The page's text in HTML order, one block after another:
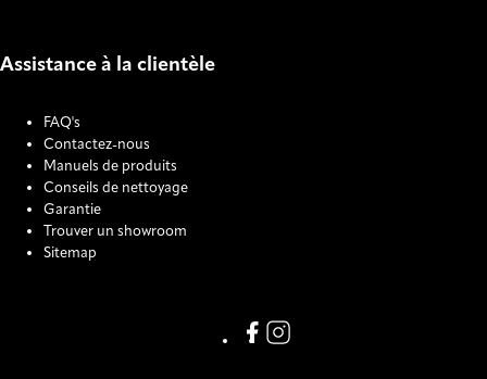
Assistance à la clientèle
FAQ's
Contactez-nous
Manuels de produits
Conseils de nettoyage
Garantie
Trouver un showroom
Sitemap
Link missing Display text from
Link missing Display text